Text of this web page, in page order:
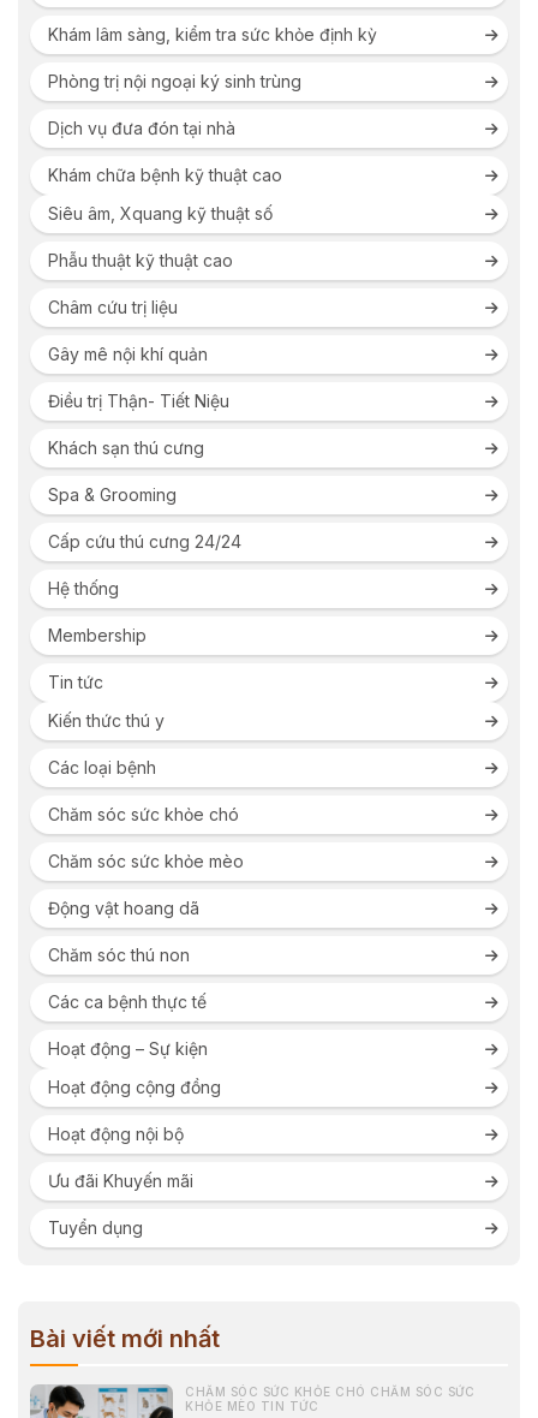
Khám lâm sàng, kiểm tra sức khỏe định kỳ
Phòng trị nội ngoại ký sinh trùng
Dịch vụ đưa đón tại nhà
Khám chữa bệnh kỹ thuật cao
Siêu âm, Xquang kỹ thuật số
Phẫu thuật kỹ thuật cao
Châm cứu trị liệu
Gây mê nội khí quản
Điều trị Thận- Tiết Niệu
Khách sạn thú cưng
Spa & Grooming
Cấp cứu thú cưng 24/24
Hệ thống
Membership
Tin tức
Kiến thức thú y
Các loại bệnh
Chăm sóc sức khỏe chó
Chăm sóc sức khỏe mèo
Động vật hoang dã
Chăm sóc thú non
Các ca bệnh thực tế
Hoạt động – Sự kiện
Hoạt động cộng đồng
Hoạt động nội bộ
Ưu đãi Khuyến mãi
Tuyển dụng
Bài viết mới nhất
CHĂM SÓC SỨC KHỎE CHÓ CHĂM SÓC SỨC
KHỎE MÈO TIN TỨC